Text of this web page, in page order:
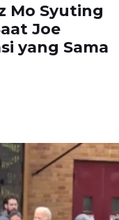
Mo Syuting
Joe
yang Sama